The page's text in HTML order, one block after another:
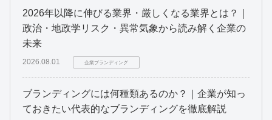
2026年以降に伸びる業界・厳しくなる業界とは？｜
政治・地政学リスク・異常気象から読み解く企業の
未来
2026.08.01 企業ブランディング
ブランディングには何種類あるのか？｜企業が知っ
ておきたい代表的なブランディングを徹底解説